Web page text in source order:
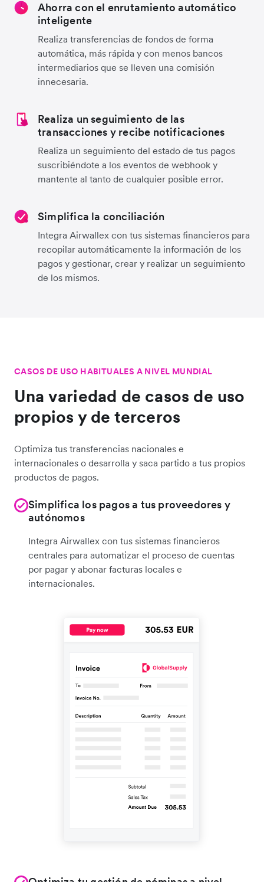
Ahorra con el enrutamiento automático
inteligente
Realiza transferencias de fondos de forma
automática, más rápida y con menos bancos
intermediarios que se lleven una comisión
innecesaria.
Realiza un seguimiento de las
transacciones y recibe notificaciones
Realiza un seguimiento del estado de tus pagos
suscribiéndote a los eventos de webhook y
mantente al tanto de cualquier posible error.
Simplifica la conciliación
Integra Airwallex con tus sistemas financieros para
recopilar automáticamente la información de los
pagos y gestionar, crear y realizar un seguimiento
de los mismos.
CASOS DE USO HABITUALES A NIVEL MUNDIAL
Una variedad de casos de uso
propios y de terceros
Optimiza tus transferencias nacionales e
internacionales o desarrolla y saca partido a tus propios
productos de pagos.
Simplifica los pagos a tus proveedores y
autónomos
Integra Airwallex con tus sistemas financieros
centrales para automatizar el proceso de cuentas
por pagar y abonar facturas locales e
internacionales.